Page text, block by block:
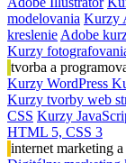
modelovania Kurzy
kreslenie Adobe
Kurzy
tvorba a
Kurzy WordPress
Kurzy tvorby web
CSS Kurzy
HTML 5, CSS 3
internet marketing